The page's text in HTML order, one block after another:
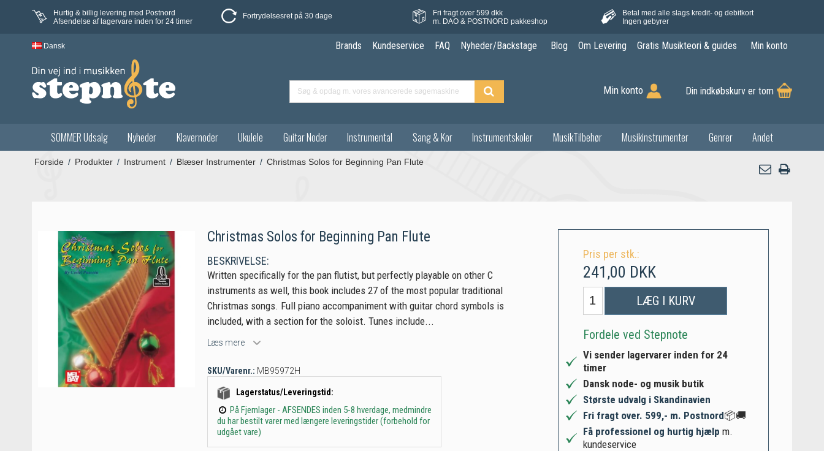
Hurtig & billig levering med Postnord
Afsendelse af lagervare inden for 24 timer
Fortrydelsesret på 30 dage
Fri fragt over 599 dkk
m. DAO & POSTNORD pakkeshop
Betal med alle slags kredit- og debitkort
Ingen gebyrer
Dansk Brands Kundeservice FAQ Nyheder/Backstage Blog Om Levering Gratis Musikteori & guides Min konto
Min konto Din indkøbskurv er tom
SOMMER Udsalg Nyheder Klavernoder Ukulele Guitar Noder Instrumental Sang & Kor Instrumentskoler MusikTilbehør Musikinstrumenter Genrer Andet
Forside / Produkter / Instrument / Blæser Instrumenter / Christmas Solos for Beginning Pan Flute
Christmas Solos for Beginning Pan Flute
BESKRIVELSE:
Written specifically for the pan flutist, but perfectly playable on other C
instruments as well, this book includes 27 of the most popular traditional
Christmas songs. Full piano accompaniment with guitar chord symbols is
included, with a section for the soloist. Tunes include...
Læs mere
SKU/Varenr.: MB95972H
Lagerstatus/Leveringstid:
På Fjernlager - AFSENDES inden 5-8 hverdage, medmindre
du har bestilt varer med længere leveringstider (forbehold for
udgået vare)
Pris per stk.:
241,00 DKK
LÆG I KURV
Fordele ved Stepnote
Vi sender lagervarer inden for 24
timer
Dansk node- og musik butik
Største udvalg i Skandinavien
Fri fragt over. 599,- m. Postnord📦🚚
Få professionel og hurtig hjælp m.
kundeservice